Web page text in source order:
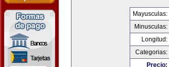
Mayusculas:
Minusculas:
Longitud:
Categorias:
Precio: